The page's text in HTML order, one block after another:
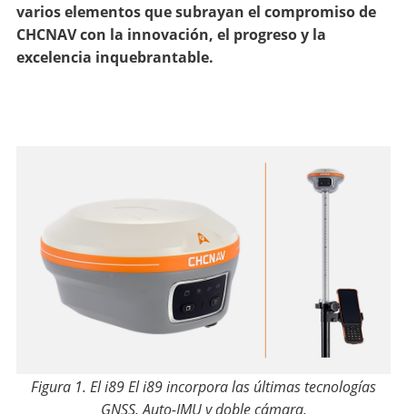
varios elementos que subrayan el compromiso de
CHCNAV con la innovación, el progreso y la
excelencia inquebrantable.
Figura 1. El i89 El i89 incorpora las últimas tecnologías
GNSS, Auto-IMU y doble cámara.